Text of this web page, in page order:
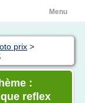
Menu
prix >
:
reflex